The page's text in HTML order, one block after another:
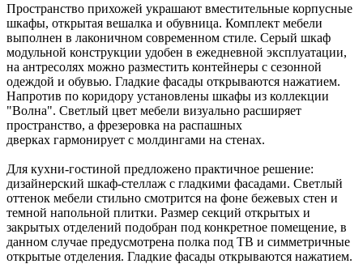
Пространство прихожей украшают вместительные корпусные
шкафы, открытая вешалка и обувница. Комплект мебели
выполнен в лаконичном современном стиле. Серый шкаф
модульной конструкции удобен в ежедневной эксплуатации,
на антресолях можно разместить контейнеры с сезонной
одеждой и обувью. Гладкие фасады открываются нажатием.
Напротив по коридору установлены шкафы из коллекции
"Волна". Светлый цвет мебели визуально расширяет
пространство, а фрезеровка на распашных
дверках гармонирует с молдингами на стенах.
Для кухни-гостиной предложено практичное решение:
дизайнерский шкаф-стеллаж с гладкими фасадами. Светлый
оттенок мебели стильно смотрится на фоне бежевых стен и
темной напольной плитки. Размер секций открытых и
закрытых отделений подобран под конкретное помещение, в
данном случае предусмотрена полка под ТВ и симметричные
открытые отделения. Гладкие фасады открываются нажатием.